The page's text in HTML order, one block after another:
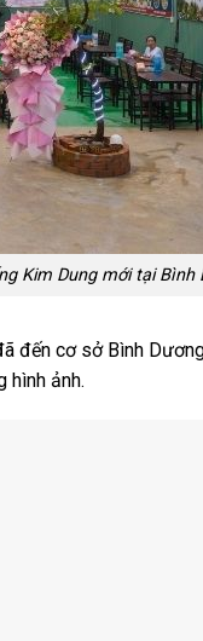
Kim Dung mới tại Bình
đến cơ sở Bình
hình ảnh.